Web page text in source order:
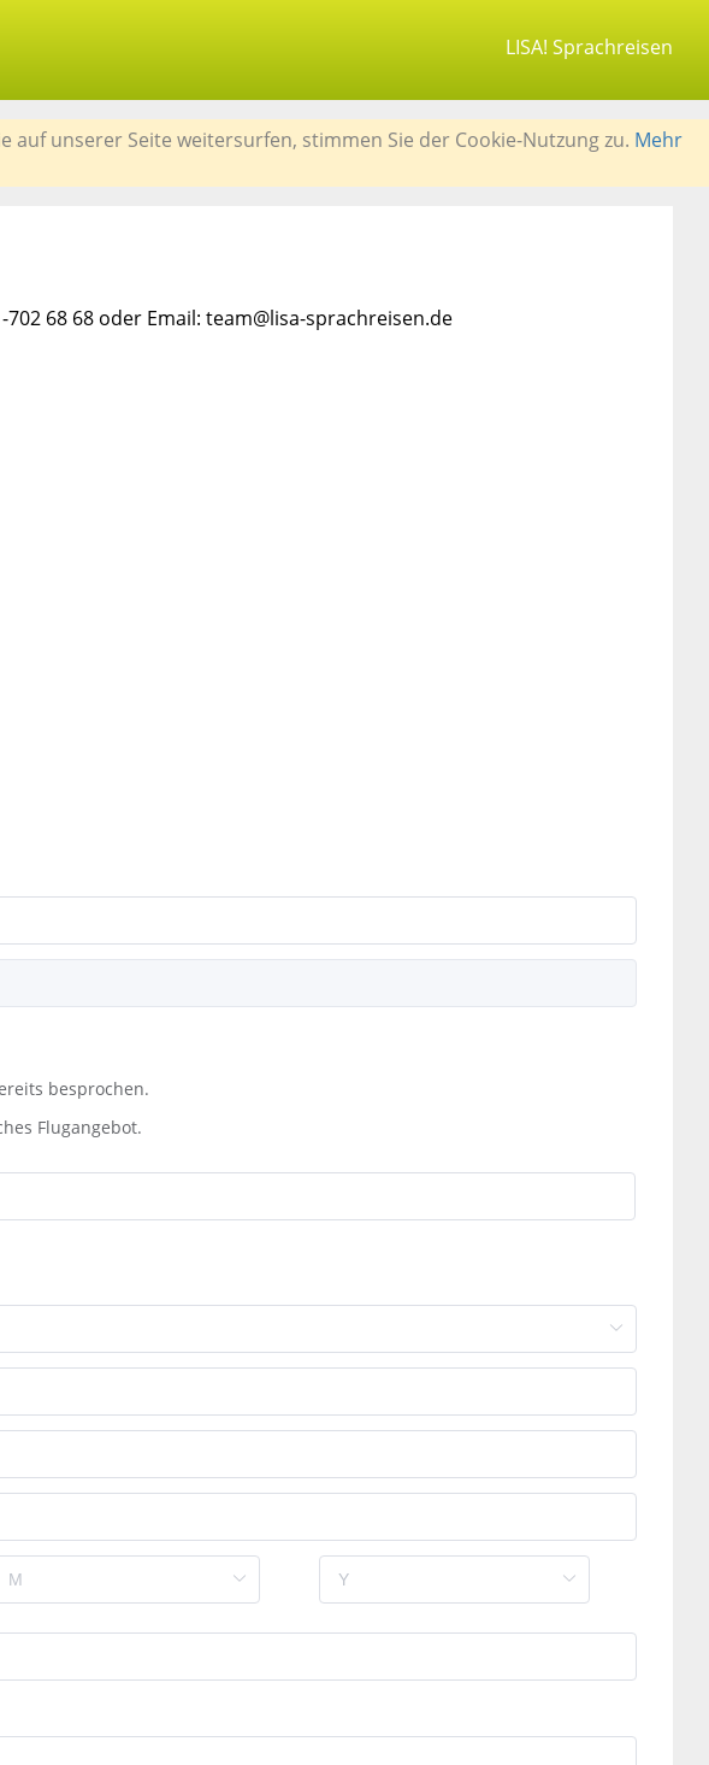
LISA! Sprachreisen
auf unserer Seite weitersurfen, stimmen Sie der Cookie-Nutzung zu. Mehr
68 68 oder Email: team@lisa-sprachreisen.de
besprochen.
Flugangebot.